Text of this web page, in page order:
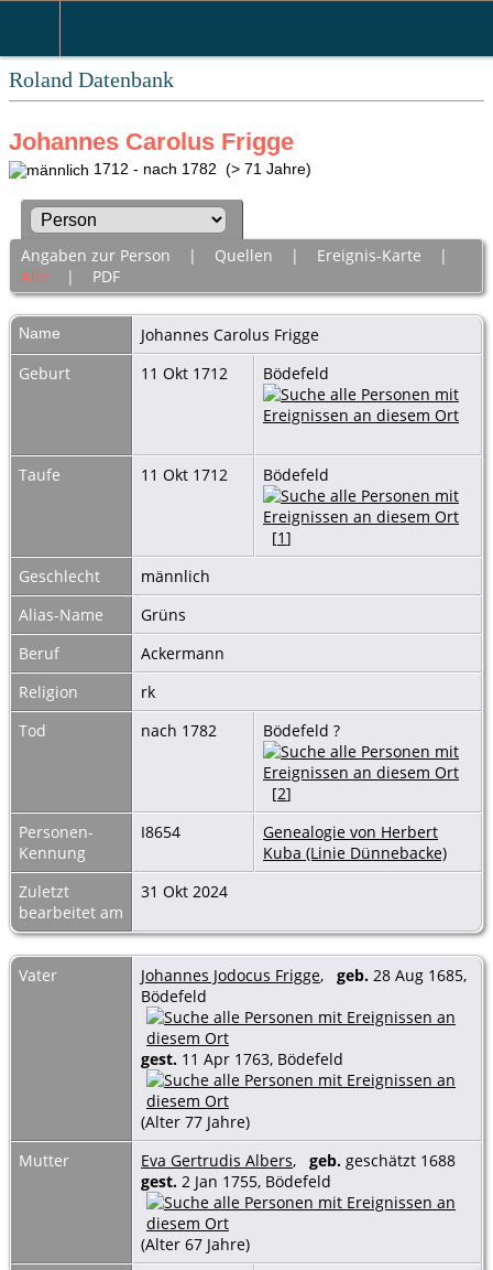
Roland Datenbank
Johannes Carolus Frigge
1712 - nach 1782 (> 71 Jahre)
Angaben zur Person | Quellen | Ereignis-Karte |
Alle | PDF
Name Johannes Carolus Frigge
Geburt
11 Okt 1712 Bödefeld
Taufe 11 Okt 1712 Bödefeld
[1]
Geschlecht
männlich
Alias-Name
Grüns
Beruf
Ackermann
Religion
rk
Tod
nach 1782 Bödefeld ?
[2]
Personen-
Kennung
I8654
Genealogie von Herbert
Kuba (Linie Dünnebacke)
Zuletzt
bearbeitet am
31 Okt 2024
Vater Johannes Jodocus Frigge, geb. 28 Aug 1685,
Bödefeld
gest. 11 Apr 1763, Bödefeld
(Alter 77 Jahre)
Mutter
Eva Gertrudis Albers, geb. geschätzt 1688
gest. 2 Jan 1755, Bödefeld
(Alter 67 Jahre)